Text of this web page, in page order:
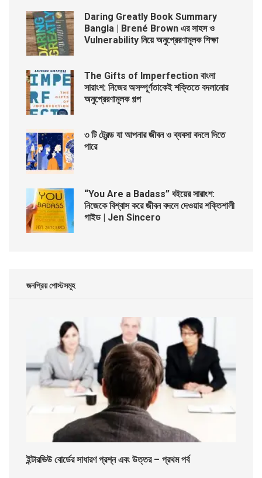
Daring Greatly Book Summary
Bangla | Brené Brown এর সাহস ও
Vulnerability নিয়ে অনুপ্রেরণামূলক শিক্ষা
The Gifts of Imperfection বাংলা
সারাংশ: নিজের অসম্পূর্ণতাকেই শক্তিতে বদলানোর
অনুপ্রেরণামূলক গল্প
৩ টি ট্রেন্ড যা আপনার জীবন ও ব্যবসা বদলে দিতে
পারে
“You Are a Badass” বইয়ের সারাংশ:
নিজেকে বিশ্বাস করে জীবন বদলে দেওয়ার শক্তিশালী
গাইড | Jen Sincero
জনপ্রিয় পোস্টসমূহ
ইন্টারভিউ বোর্ডের সাধারণ প্রশ্ন এবং উত্তর – প্রথম পর্ব